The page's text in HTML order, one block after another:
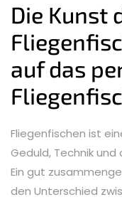
Die Kunst
auf das
Fliegenfischen ist
Geduld, Technik
Ein gut
den Unterschied